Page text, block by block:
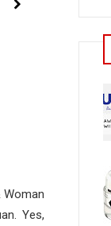
Woman
Yes,